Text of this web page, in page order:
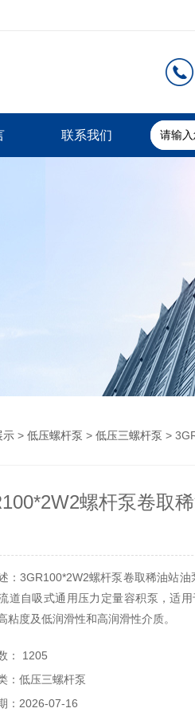
联系我们
示 > 低压螺杆泵 > 低压三螺杆泵 >
螺杆泵卷取
：3GR100*2W2螺杆泵卷取稀油站
道自吸式通用压力定量容积泵，适
粘度及低润滑性和高润滑性介质。
： 1205
：低压三螺杆泵
：2026-07-16